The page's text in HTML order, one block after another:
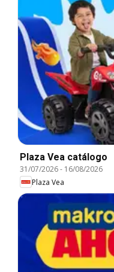
Plaza Vea catálogo
31/07/2026- 16/08/2026
Plaza Vea